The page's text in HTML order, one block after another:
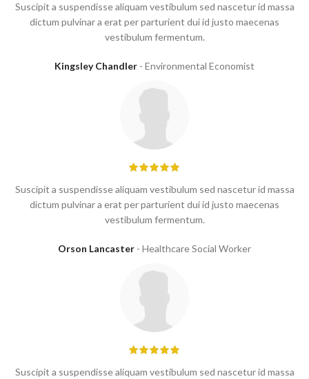
Suscipit a suspendisse aliquam vestibulum sed nascetur id massa
dictum pulvinar a erat per parturient dui id justo maecenas
vestibulum fermentum.
Kingsley Chandler Environmental Economist
Suscipit a suspendisse aliquam vestibulum sed nascetur id massa
dictum pulvinar a erat per parturient dui id justo maecenas
vestibulum fermentum.
Orson Lancaster Healthcare Social Worker
Suscipit a suspendisse aliquam vestibulum sed nascetur id massa